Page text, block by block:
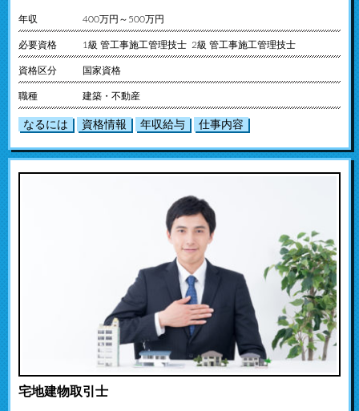
年収 400万円～500万円
必要資格 1級 管工事施工管理技士 2級 管工事施工管理技士
資格区分 国家資格
職種 建築・不動産
なるには 資格情報 年収給与 仕事内容
宅地建物取引士